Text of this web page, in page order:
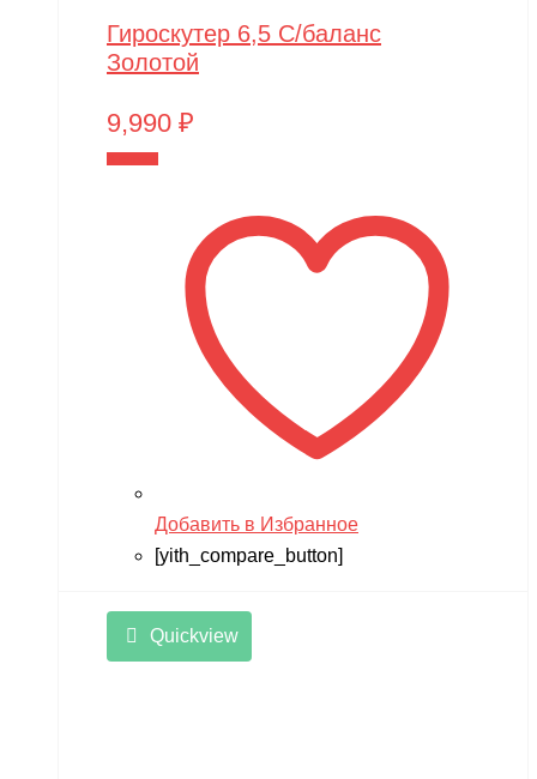
Гироскутер 6,5 С/баланс
Золотой
9,990 ₽
Добавить в Избранное
[yith_compare_button]
Quickview